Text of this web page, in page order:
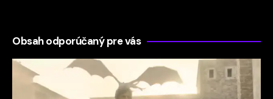
Obsah odporúčaný pre vás